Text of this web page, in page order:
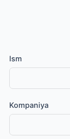
Ism
Kompaniya